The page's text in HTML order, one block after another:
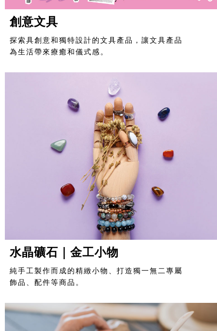
創意文具
探索具創意和獨特設計的文具產品，讓文具產品
為生活帶來療癒和儀式感。
水晶礦石｜金工小物
純手工製作而成的精緻小物、打造獨一無二專屬
飾品、配件等商品。